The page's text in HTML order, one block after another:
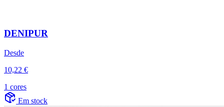
DENIPUR
Desde
10,22 €
1 cores
Em stock